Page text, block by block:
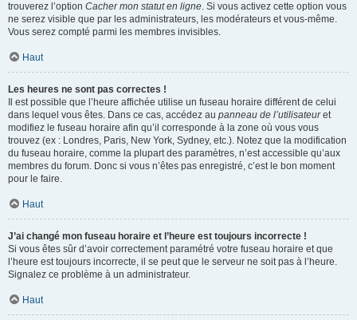
trouverez l’option Cacher mon statut en ligne. Si vous activez cette option vous
ne serez visible que par les administrateurs, les modérateurs et vous-même.
Vous serez compté parmi les membres invisibles.
Haut
Les heures ne sont pas correctes !
Il est possible que l’heure affichée utilise un fuseau horaire différent de celui
dans lequel vous êtes. Dans ce cas, accédez au panneau de l’utilisateuret
modifiez le fuseau horaire afin qu’il corresponde à la zone où vous vous
trouvez (ex : Londres, Paris, New York, Sydney, etc.). Notez que la modification
du fuseau horaire, comme la plupart des paramètres, n’est accessible qu’aux
membres du forum. Donc si vous n’êtes pas enregistré, c’est le bon moment
pour le faire.
Haut
J’ai changé mon fuseau horaire et l’heure est toujours incorrecte !
Si vous êtes sûr d’avoir correctement paramétré votre fuseau horaire et que
l’heure est toujours incorrecte, il se peut que le serveur ne soit pas à l’heure.
Signalez ce problème à un administrateur.
Haut